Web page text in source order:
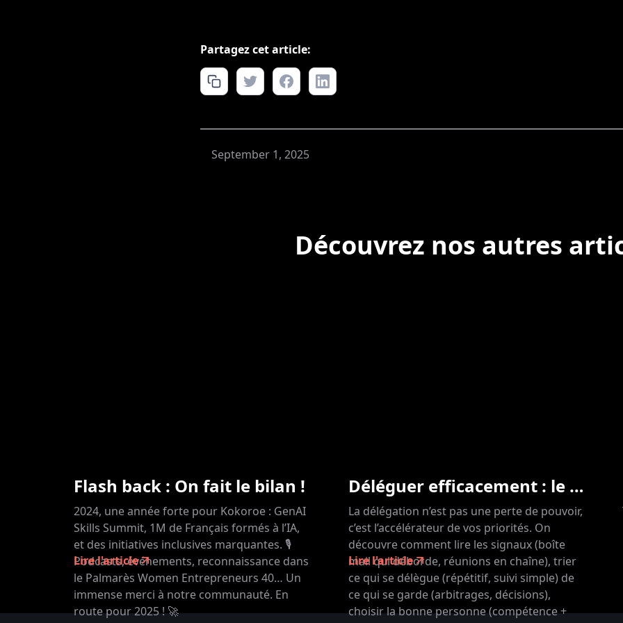
Partagez cet article:
September 1, 2025
Découvrez nos autres
Flash back : On fait le bilan !
2024, une année forte pour Kokoroe : GenAI
Skills Summit, 1M de Français formés à l’IA,
et des initiatives inclusives marquantes. 🎙️
Podcasts, événements, reconnaissance dans
le Palmarès Women Entrepreneurs 40… Un
immense merci à notre communauté. En
route pour 2025 ! 🚀
Lire l'article
Déléguer efficacement : le levier oublié du management
La délégation n’est pas une perte de pouvoir,
c’est l’accélérateur de vos priorités. On
découvre comment lire les signaux (boîte
mail qui déborde, réunions en chaîne), trier
ce qui se délègue (répétitif, suivi simple) de
ce qui se garde (arbitrages, décisions),
choisir la bonne personne (compétence +
Lire l'article